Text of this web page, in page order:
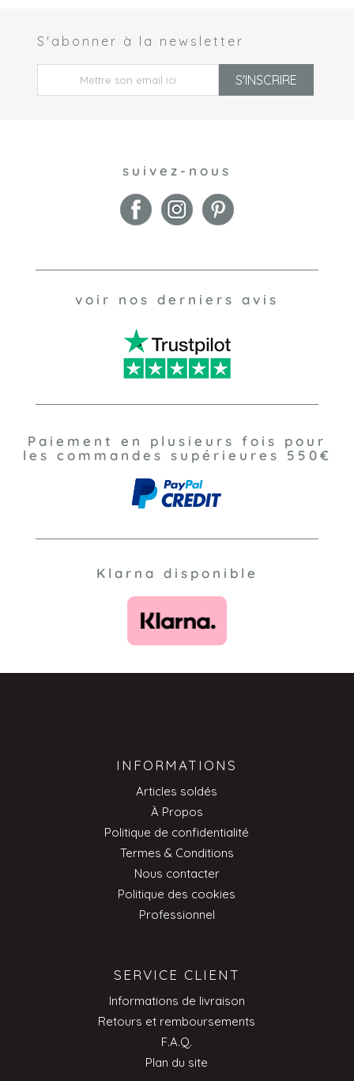
S'abonner à la newsletter
S'INSCRIRE
suivez-nous
voir nos derniers avis
Paiement en plusieurs fois pour
les commandes supérieures 550€
Klarna disponible
INFORMATIONS
Articles soldés
À Propos
Politique de confidentialité
Termes & Conditions
Nous contacter
Politique des cookies
Professionnel
SERVICE CLIENT
Informations de livraison
Retours et remboursements
F.A.Q.
Plan du site